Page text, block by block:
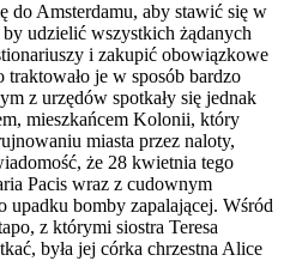
do Amsterdamu, aby stawić się w
udzielić wszystkich żądanych
i zakupić obowiązkowe
je w sposób bardzo
z urzędów spotkały się jednak
mieszkańcem Kolonii, który
miasta przez naloty,
że 28 kwietnia tego
Pacis wraz z cudownym
upadku bomby zapalającej. Wśród
z którymi siostra Teresa
była jej córka chrzestna Alice